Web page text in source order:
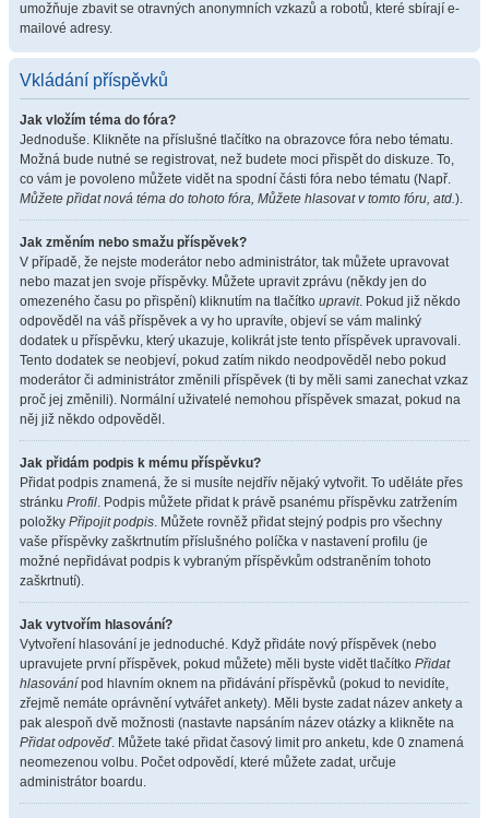
umožňuje zbavit se otravných anonymních vzkazů a robotů, které sbírají e-
mailové adresy.
Vkládání příspěvků
Jak vložím téma do fóra?
Jednoduše. Klikněte na příslušné tlačítko na obrazovce fóra nebo tématu.
Možná bude nutné se registrovat, než budete moci přispět do diskuze. To,
co vám je povoleno můžete vidět na spodní části fóra nebo tématu (Např.
Můžete přidat nová téma do tohoto fóra, Můžete hlasovat v tomto fóru, atd.).
Jak změním nebo smažu příspěvek?
V případě, že nejste moderátor nebo administrátor, tak můžete upravovat
nebo mazat jen svoje příspěvky. Můžete upravit zprávu (někdy jen do
omezeného času po přispění) kliknutím na tlačítko upravit. Pokud již někdo
odpověděl na váš příspěvek a vy ho upravíte, objeví se vám malinký
dodatek u příspěvku, který ukazuje, kolikrát jste tento příspěvek upravovali.
Tento dodatek se neobjeví, pokud zatím nikdo neodpověděl nebo pokud
moderátor či administrátor změnili příspěvek (ti by měli sami zanechat vzkaz
proč jej změnili). Normální uživatelé nemohou příspěvek smazat, pokud na
něj již někdo odpověděl.
Jak přidám podpis k mému příspěvku?
Přidat podpis znamená, že si musíte nejdřív nějaký vytvořit. To uděláte přes
stránku Profil. Podpis můžete přidat k právě psanému příspěvku zatržením
položky Připojit podpis. Můžete rovněž přidat stejný podpis pro všechny
vaše příspěvky zaškrtnutím příslušného políčka v nastavení profilu (je
možné nepřidávat podpis k vybraným příspěvkům odstraněním tohoto
zaškrtnutí).
Jak vytvořím hlasování?
Vytvoření hlasování je jednoduché. Když přidáte nový příspěvek (nebo
upravujete první příspěvek, pokud můžete) měli byste vidět tlačítko Přidat
hlasování pod hlavním oknem na přidávání příspěvků (pokud to nevidíte,
zřejmě nemáte oprávnění vytvářet ankety). Měli byste zadat název ankety a
pak alespoň dvě možnosti (nastavte napsáním název otázky a klikněte na
Přidat odpověď. Můžete také přidat časový limit pro anketu, kde 0 znamená
neomezenou volbu. Počet odpovědí, které můžete zadat, určuje
administrátor boardu.